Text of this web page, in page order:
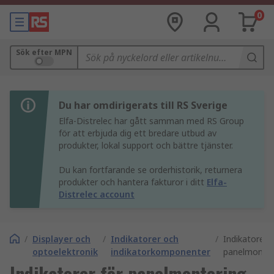
0
Sök efter MPN
Du har omdirigerats till RS Sverige
Elfa-Distrelec har gått samman med RS Group
för att erbjuda dig ett bredare utbud av
produkter, lokal support och bättre tjänster.
Du kan fortfarande se orderhistorik, returnera
produkter och hantera fakturor i ditt Elfa-
Distrelec account
/ Displayer och
optoelektronik
/ Indikatorer och
indikatorkomponenter
/ Indikatorer